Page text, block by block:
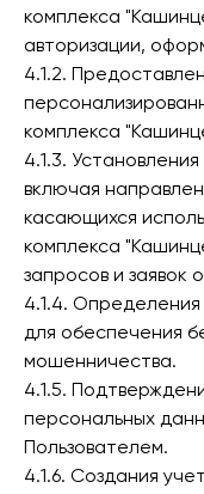
комплекса
авторизации,
4.1.2.
комплекса
4.1.3.
включая
касающихся
комплекса
запросов и заявок
4.1.4.
для обеспечения
мошенничества.
4.1.5.
персональных
Пользователем.
4.1.6. Создания